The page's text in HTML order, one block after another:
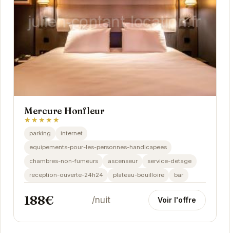
Mercure Honfleur
★★★★★
parking
internet
equipements-pour-les-personnes-handicapees
chambres-non-fumeurs
ascenseur
service-detage
reception-ouverte-24h24
plateau-bouilloire bar
188€ /nuit Voir l'offre